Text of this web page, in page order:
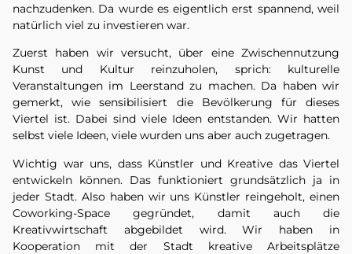
nachzudenken. Da wurde es eigentlich erst spannend, weil
natürlich viel zu investieren war.
Zuerst haben wir versucht, über eine Zwischennutzung
Kunst und Kultur reinzuholen, sprich: kulturelle
Veranstaltungen im Leerstand zu machen. Da haben wir
gemerkt, wie sensibilisiert die Bevölkerung für dieses
Viertel ist. Dabei sind viele Ideen entstanden. Wir hatten
selbst viele Ideen, viele wurden uns aber auch zugetragen.
Wichtig war uns, dass Künstler und Kreative das Viertel
entwickeln können. Das funktioniert grundsätzlich ja in
jeder Stadt. Also haben wir uns Künstler reingeholt, einen
Coworking-Space gegründet, damit auch die
Kreativwirtschaft abgebildet wird. Wir haben in
Kooperation mit der Stadt kreative Arbeitsplätze